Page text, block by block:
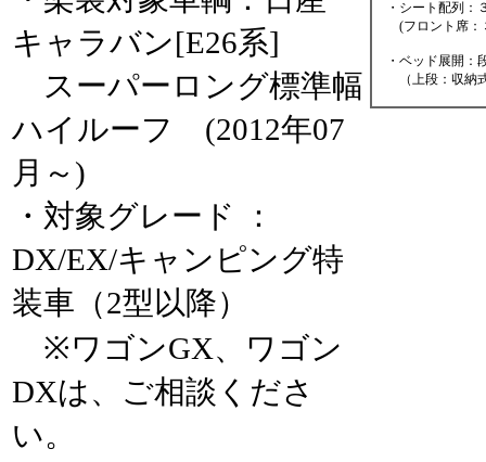
キャラバン[E26系]
スーパーロング標準幅
ハイルーフ (2012年07
月～)
・対象グレード ：
DX/EX/キャンピング特
装車（2型以降）
※ワゴンGX、ワゴン
DXは、ご相談くださ
い。
・シート配列：
(フロント席：３
・ベッド展開：
（上段：収納式